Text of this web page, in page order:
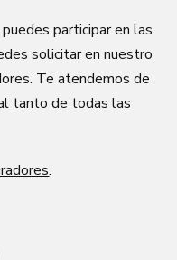
participar en las
solicitar en nuestro
Te atendemos de
tanto de todas las
.